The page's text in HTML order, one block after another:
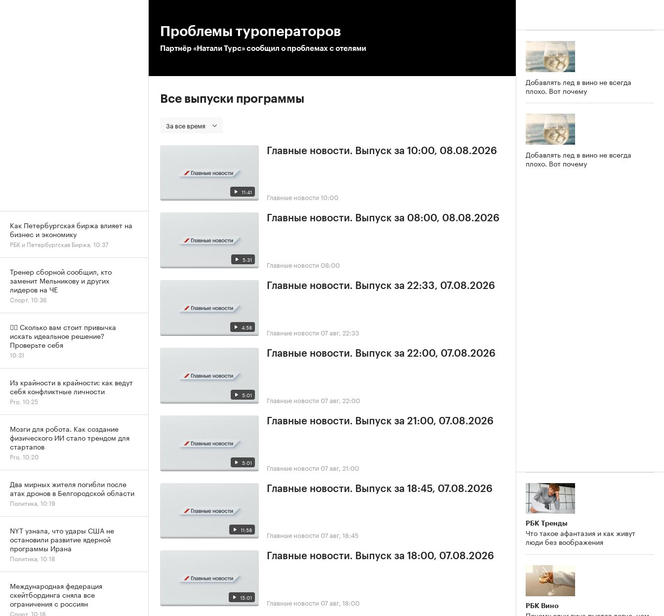
Проблемы туроператоров
Партнёр «Натали Турс» сообщил о проблемах с отелями
Все выпуски программы
За все время
11:41
Главные новости. Выпуск за 10:00, 08.08.2026
Главные новости 10:00
5:31
Главные новости. Выпуск за 08:00, 08.08.2026
Главные новости 08:00
4:58
Главные новости. Выпуск за 22:33, 07.08.2026
Главные новости 07 авг, 22:33
5:01
Главные новости. Выпуск за 22:00, 07.08.2026
Главные новости 07 авг, 22:00
5:01
Главные новости. Выпуск за 21:00, 07.08.2026
Главные новости 07 авг, 21:00
11:58
Главные новости. Выпуск за 18:45, 07.08.2026
Главные новости 07 авг, 18:45
15:01
Главные новости. Выпуск за 18:00, 07.08.2026
Главные новости 07 авг, 18:00
Добавлять лед в вино не всегда
плохо. Вот почему
Добавлять лед в вино не всегда
плохо. Вот почему
РБК Тренды
Что такое афантазия и как живут
люди без воображения
РБК Вино
Как Петербургская биржа влияет на
бизнес и экономику
РБК и Петербургская Биржа, 10:37
Тренер сборной сообщил, кто
заменит Мельникову и других
лидеров на ЧЕ
Спорт, 10:36
✍🏻 Сколько вам стоит привычка
искать идеальное решение?
Проверьте себя
10:31
Из крайности в крайности: как ведут
себя конфликтные личности
Pro, 10:25
Мозги для робота. Как создание
физического ИИ стало трендом для
стартапов
Pro, 10:20
Два мирных жителя погибли после
атак дронов в Белгородской области
Политика, 10:19
NYT узнала, что удары США не
остановили развитие ядерной
программы Ирана
Политика, 10:18
Международная федерация
скейтбординга сняла все
ограничения с россиян
Спорт, 10:18